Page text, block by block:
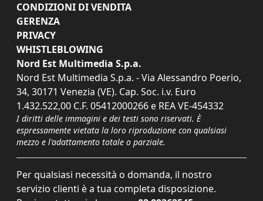
CONDIZIONI DI VENDITA
GERENZA
PRIVACY
WHISTLEBLOWING
Nord Est Multimedia S.p.a.
Nord Est Multimedia S.p.a. - Via Alessandro Poerio,
34, 30171 Venezia (VE). Cap. Soc. i.v. Euro
1.432.522,00 C.F. 05412000266 e REA VE-454332
I diritti delle immagini e dei testi sono riservati. È
espressamente vietata la loro riproduzione con qualsiasi
mezzo e l'adattamento totale o parziale.
Per qualsiasi necessità o domanda, il nostro
servizio clienti è a tua completa disposizione.